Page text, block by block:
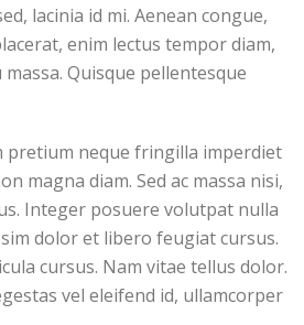
lacinia id mi. Aenean congue,
enim lectus tempor diam,
Quisque pellentesque
pretium neque fringilla imperdiet
magna diam. Sed ac massa nisi,
Integer posuere volutpat nulla
dolor et libero feugiat cursus.
cursus. Nam vitae tellus dolor.
vel eleifend id, ullamcorper